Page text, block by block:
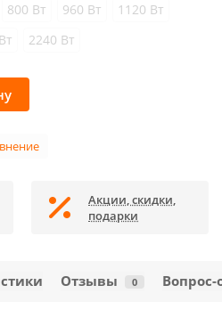
800 Вт 960 Вт
1120 Вт
2240 Вт
Акции, скидки,
подарки
Отзывы 0 Вопрос-